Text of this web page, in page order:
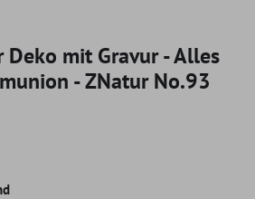
Deko mit Gravur - Alles
- ZNatur No.93